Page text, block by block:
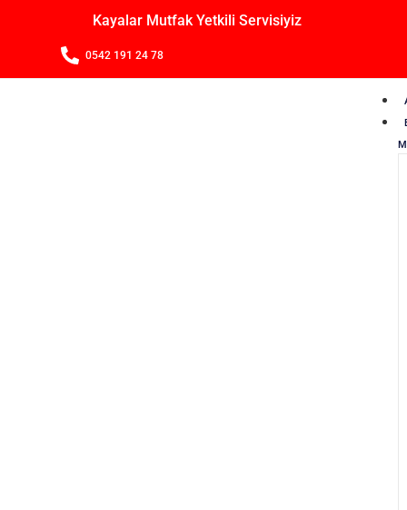
Kayalar Mutfak Yetkili Servisiyiz
0542 191 24 78